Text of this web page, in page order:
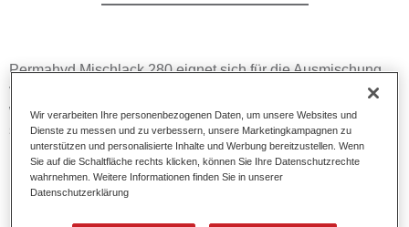
Permahyd Mischlack 280 eignet sich für die Ausmischung
von Permahyd Perlmutt Basislack 285, einem hochwertigen
wasserverdünnbaren Basislacksystem. Es basiert auf einer
speziellen PU-Dispersionstechnologie für Uni- und
Effektlackierungen.
Produktmerkmale
Wir verarbeiten Ihre personenbezogenen Daten, um unsere Websites und
Dienste zu messen und zu verbessern, unsere Marketingkampagnen zu
unterstützen und personalisierte Inhalte und Werbung bereitzustellen. Wenn
Sie auf die Schaltfläche rechts klicken, können Sie Ihre Datenschutzrechte
wahrnehmen. Weitere Informationen finden Sie in unserer
Datenschutzerklärung